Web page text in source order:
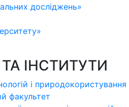
досліджень»
ІНСТИТУТИ
і природокористування
факультет